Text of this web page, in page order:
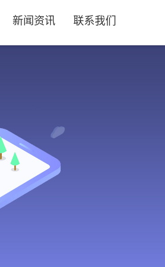
新闻资讯 联系我们